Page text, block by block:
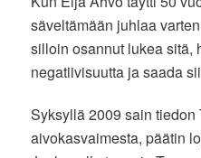
säveltämään juhlaa
silloin osannut lukea sitä,
negatiivisuutta ja saada
Syksyllä 2009 sain
aivokasvaimesta, päätin